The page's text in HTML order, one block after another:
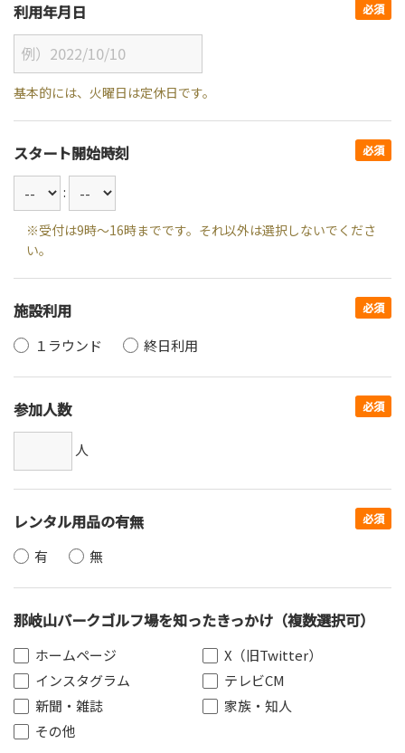
利用年月日 必須
基本的には、火曜日は定休日です。
スタート開始時刻 必須
:
※受付は9時～16時までです。それ以外は選択しないでくださ
い。
施設利用 必須
１ラウンド 終日利用
参加人数 必須
人
レンタル用品の有無 必須
有 無
那岐山パークゴルフ場を知ったきっかけ（複数選択可）
ホームページ
X（旧Twitter）
インスタグラム
テレビCM
新聞・雑誌
家族・知人
その他